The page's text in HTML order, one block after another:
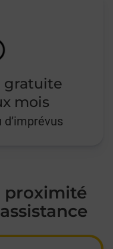
gratuite
mois
d’imprévus
proximité